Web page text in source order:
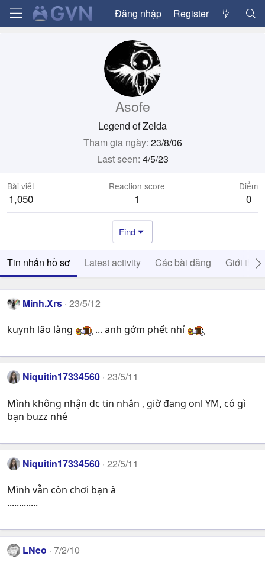
Đăng nhập Register
Asofe
Legend of Zelda
Tham gia ngày 23/8/06
Last seen 4/5/23
Bài viết
1,050
Reaction score
1
Điểm
0
Find
Tin nhắn hồ sơ Latest activity Các bài đăng Giới thiệu
Minh.Xrs 23/5/12
kuynh lão làng ... anh gớm phết nhỉ
Niquitin17334560 23/5/11
Mình không nhận dc tin nhắn , giờ đang onl YM, có gì
bạn buzz nhé
Niquitin17334560 22/5/11
Mình vẫn còn chơi bạn à
.............
LNeo 7/2/10